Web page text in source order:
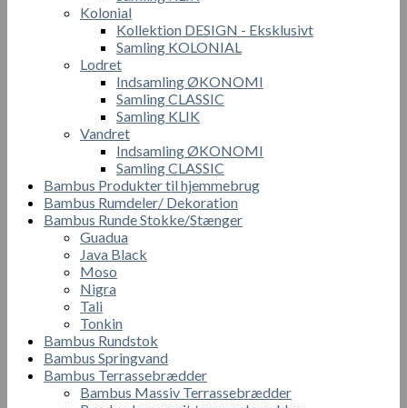
Kolonial
Kollektion DESIGN - Eksklusivt
Samling KOLONIAL
Lodret
Indsamling ØKONOMI
Samling CLASSIC
Samling KLIK
Vandret
Indsamling ØKONOMI
Samling CLASSIC
Bambus Produkter til hjemmebrug
Bambus Rumdeler/ Dekoration
Bambus Runde Stokke/Stænger
Guadua
Java Black
Moso
Nigra
Tali
Tonkin
Bambus Rundstok
Bambus Springvand
Bambus Terrassebrædder
Bambus Massiv Terrassebrædder